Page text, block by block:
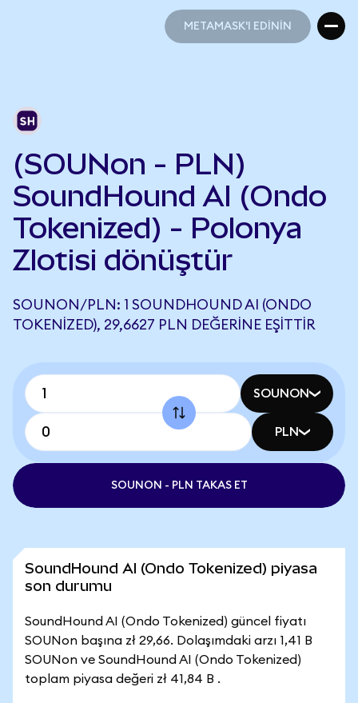
METAMASK'I EDİNİN
(SOUNon - PLN)
SoundHound AI (Ondo
Tokenized) - Polonya
Zlotisi dönüştür
SOUNON/PLN: 1 SOUNDHOUND AI (ONDO
TOKENIZED), 29,6627 PLN DEĞERINE EŞITTIR
SOUNON
PLN
SOUNON - PLN TAKAS ET
SoundHound AI (Ondo Tokenized) piyasa
son durumu
SoundHound AI (Ondo Tokenized) güncel fiyatı
SOUNon başına zł 29,66. Dolaşımdaki arzı 1,41 B
SOUNon ve SoundHound AI (Ondo Tokenized)
toplam piyasa değeri zł 41,84 B .